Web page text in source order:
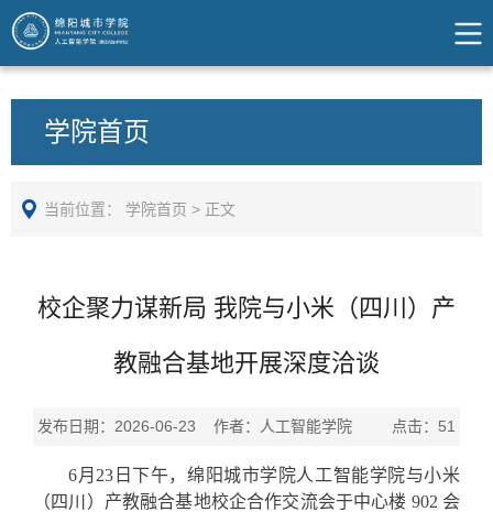
学院首页
当前位置： 学院首页 > 正文
校企聚力谋新局 我院与小米（四川）产
教融合基地开展深度洽谈
发布日期：2026-06-23 作者：人工智能学院 点击： 51
6月23日下午，绵阳城市学院人工智能学院与小米
（四川）产教融合基地校企合作交流会于中心楼 902 会